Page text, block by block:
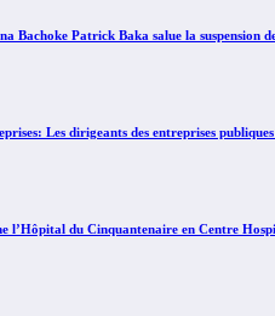
Bachoke Patrick Baka salue la suspension
Les dirigeants des entreprises
l’Hôpital du Cinquantenaire en Centre